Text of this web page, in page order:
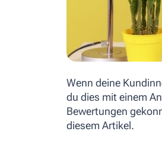
Wenn deine
du dies mit einem
Bewertungen
diesem Artikel.